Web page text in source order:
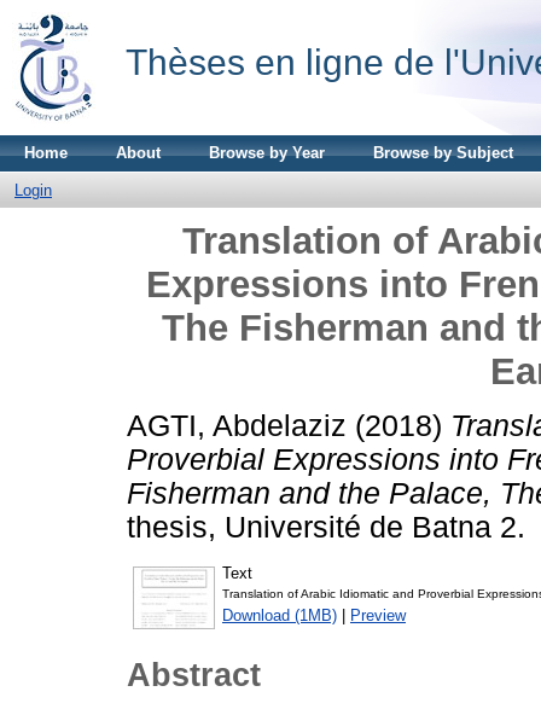
Thèses en ligne de
Home About Browse by Year Browse by Subject
Login
Translation of
Expressions into
The Fisherman and
AGTI, Abdelaziz (2018)
Proverbial Expressions into
Fisherman and the Palace,
thesis, Université de Batna 2.
Text
Translation of Arabic Idiomatic and Proverbial
Download (1MB) | Preview
Abstract